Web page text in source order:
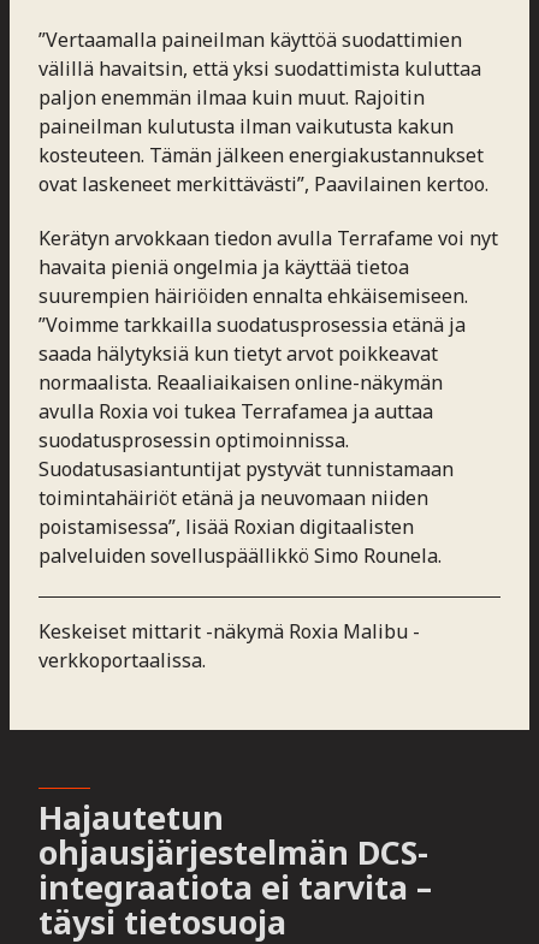
”Vertaamalla paineilman käyttöä suodattimien
välillä havaitsin, että yksi suodattimista kuluttaa
paljon enemmän ilmaa kuin muut. Rajoitin
paineilman kulutusta ilman vaikutusta kakun
kosteuteen. Tämän jälkeen energiakustannukset
ovat laskeneet merkittävästi”, Paavilainen kertoo.
Kerätyn arvokkaan tiedon avulla Terrafame voi nyt
havaita pieniä ongelmia ja käyttää tietoa
suurempien häiriöiden ennalta ehkäisemiseen.
”Voimme tarkkailla suodatusprosessia etänä ja
saada hälytyksiä kun tietyt arvot poikkeavat
normaalista. Reaaliaikaisen online-näkymän
avulla Roxia voi tukea Terrafamea ja auttaa
suodatusprosessin optimoinnissa.
Suodatusasiantuntijat pystyvät tunnistamaan
toimintahäiriöt etänä ja neuvomaan niiden
poistamisessa”, lisää Roxian digitaalisten
palveluiden sovelluspäällikkö Simo Rounela.
Keskeiset mittarit -näkymä Roxia Malibu -
verkkoportaalissa.
Hajautetun
ohjausjärjestelmän DCS-
integraatiota ei tarvita –
täysi tietosuoja